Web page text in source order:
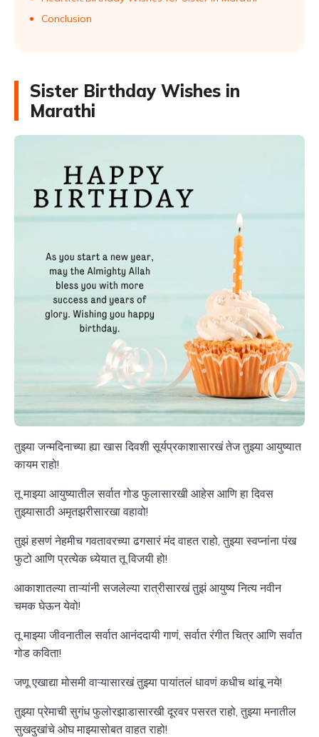
Conclusion
Sister Birthday Wishes in
Marathi
तुझ्या जन्मदिनाच्या ह्या खास दिवशी सूर्यप्रकाशासारखं तेज तुझ्या आयुष्यात
कायम राहो!
तू माझ्या आयुष्यातील सर्वात गोड फुलासारखी आहेस आणि हा दिवस
तुझ्यासाठी अमृतझरीसारखा वहावो!
तुझं हसणं नेहमीच गवतावरच्या ढगसारं मंद वाहत राहो, तुझ्या स्वप्नांना पंख
फुटो आणि प्रत्येक ध्येयात तू विजयी हो!
आकाशातल्या ताऱ्यांनी सजलेल्या रात्रीसारखं तुझं आयुष्य नित्य नवीन
चमक घेऊन येवो!
तू माझ्या जीवनातील सर्वात आनंददायी गाणं, सर्वात रंगीत चित्र आणि सर्वात
गोड कविता!
जणू एखाद्या मोसमी वाऱ्यासारखं तुझ्या पायांतलं धावणं कधीच थांबू नये!
तुझ्या प्रेमाची सुगंध फुलोरझाडासारखी दूरवर पसरत राहो, तुझ्या मनातील
सुखदुखांचे ओघ माझ्यासोबत वाहत राहो!